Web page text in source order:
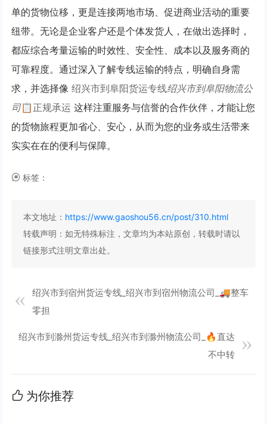
单的货物位移，更是连接两地市场、促进商业活动的重要
纽带。无论是企业客户还是个体发货人，在做出选择时，
都应综合考量运输的时效性、安全性、成本以及服务商的
可靠程度。通过深入了解专线运输的特点，明确自身需
求，并选择像绍兴市到阜阳货运专线绍兴市到阜阳物流公
司📋正规承运 这样注重服务与信誉的合作伙伴，才能让您
的货物旅程更加省心、安心，从而为您的业务或生活带来
实实在在的便利与保障。
标签：
本文地址： https://www.gaoshou56.cn/post/310.html
转载声明：如无特殊标注，文章均为本站原创，转载时请以
链接形式注明文章出处。
绍兴市到宿州货运专线_绍兴市到宿州物流公司_🚚整车
零担
绍兴市到滁州货运专线_绍兴市到滁州物流公司_🔥直达
不中转
为你推荐